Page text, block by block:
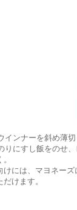
ンナーを斜め薄切
にすし飯をのせ、
けには、マヨネー
だけます。